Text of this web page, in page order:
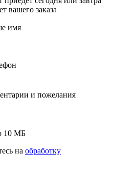
вашего заказа
имя
и пожелания
10 МБ
на обработку